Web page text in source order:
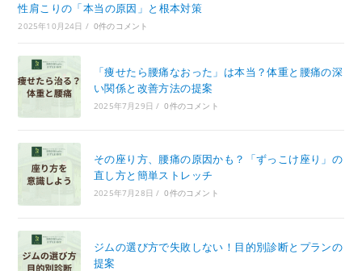
性肩こりの「本当の原因」と根本対策
2025年10月24日 / 0件のコメント
「痩せたら腰痛なおった」は本当？体重と腰痛の深
い関係と改善方法の提案
2025年7月29日 / 0件のコメント
その座り方、腰痛の原因かも？「ずっこけ座り」の
直し方と簡単ストレッチ
2025年7月28日 / 0件のコメント
ジムの選び方で失敗しない！目的別診断とプランの
提案